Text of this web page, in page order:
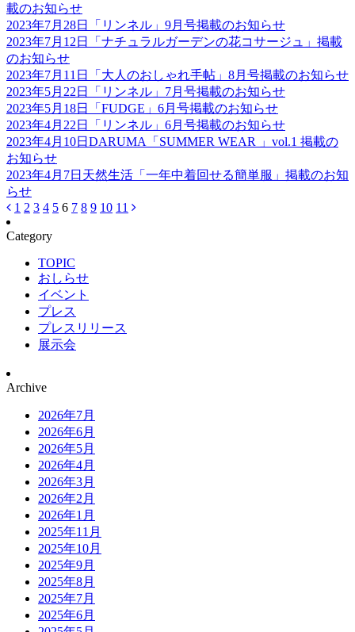
載のお知らせ
2023年7月28日
「リンネル」9月号掲載のお知らせ
2023年7月12日
「ナチュラルガーデンの花コサージュ」掲載
のお知らせ
2023年7月11日
「大人のおしゃれ手帖」8月号掲載のお知らせ
2023年5月22日
「リンネル」7月号掲載のお知らせ
2023年5月18日
「FUDGE」6月号掲載のお知らせ
2023年4月22日
「リンネル」6月号掲載のお知らせ
2023年4月10日 DARUMA「SUMMER WEAR 」vol.1 掲載の
お知らせ
2023年4月7日 天然生活「一年中着回せる簡単服」掲載のお知
らせ
1 2 3 4 5 6 7 8 9 10 11
Category
TOPIC
おしらせ
イベント
プレス
プレスリリース
展示会
Archive
2026年7月
2026年6月
2026年5月
2026年4月
2026年3月
2026年2月
2026年1月
2025年11月
2025年10月
2025年9月
2025年8月
2025年7月
2025年6月